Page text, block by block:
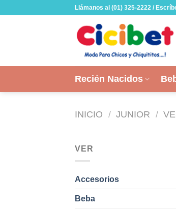
Llámanos al (01) 325-2222 /
Recién Nacidos
INICIO / JUNIOR /
VER
Accesorios
Beba